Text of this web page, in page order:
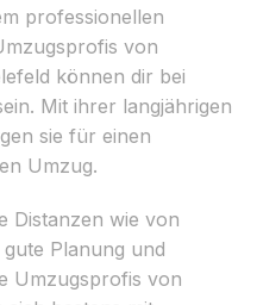
professionellen
von
können dir bei
Mit ihrer langjährigen
sie für einen
Umzug.
Distanzen wie von
Planung und
Umzugsprofis von